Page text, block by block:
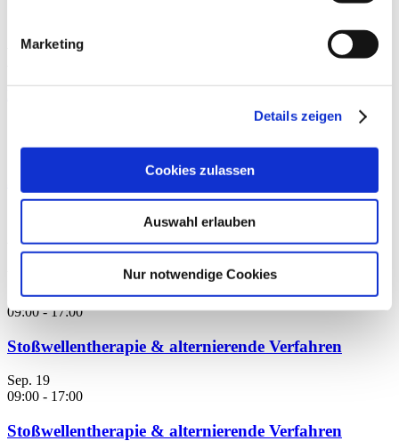
Marketing
Details zeigen
Cookies zulassen
Auswahl erlauben
Nur notwendige Cookies
med. Christoph Offerhaus
Dr.
By
Anstehende Veranstaltungen
Aug.29
09:00-17:00
Stoßwellentherapie & alternierende Verfahren
Sep. 19
09:00 - 17:00
Stoßwellentherapie & alternierende Verfahren